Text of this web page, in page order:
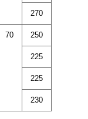
270
70 250
225
225
230